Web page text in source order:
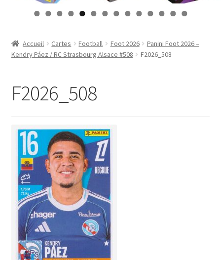
Contact
Mon compte
Panier
0 1 2 3 4
Accueil Cartes Football Foot 2026
Panini Foot 2026 –
Kendry Páez / RC Strasbourg Alsace #508
F2026_508
F2026_508